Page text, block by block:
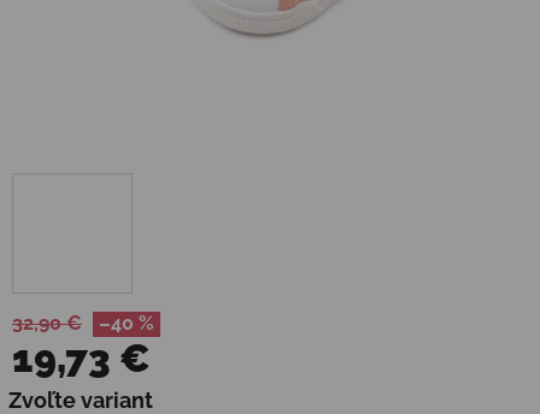
32,90 € –40 %
19,73 €
Jednotková cena:
Zvoľte variant